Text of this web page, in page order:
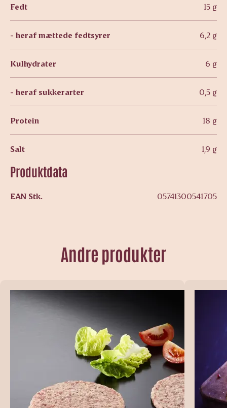
Fedt 15 g
- heraf mættede fedtsyrer 6,2 g
Kulhydrater 6 g
- heraf sukkerarter 0,5 g
Protein 18 g
Salt 1,9 g
Produktdata
EAN Stk. 05741300541705
Andre produkter